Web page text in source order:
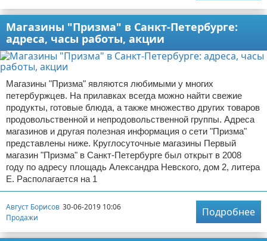
Магазины "Призма" в Санкт-Петербурге:
адреса, часы работы, акции
Магазины "Призма" являются любимыми у многих
петербуржцев. На прилавках всегда можно найти свежие
продукты, готовые блюда, а также множество других товаров
продовольственной и непродовольственной группы. Адреса
магазинов и другая полезная информация о сети "Призма"
представлены ниже. Круглосуточные магазины Первый
магазин "Призма" в Санкт-Петербурге был открыт в 2008
году по адресу площадь Александра Невского, дом 2, литера
Е. Располагается на 1
Август Борисов 30-06-2019 10:06
Продажи
Подробнее